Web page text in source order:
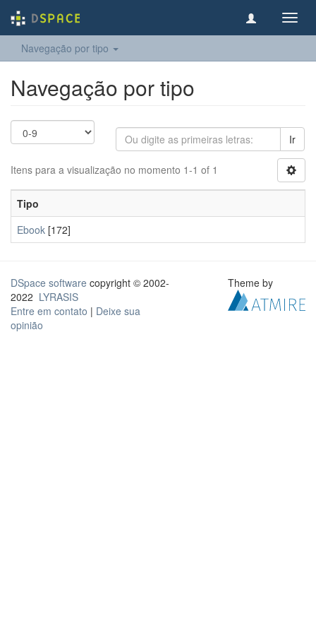
Navegação por tipo
Navegação por tipo
Ir
Itens para a visualização no momento 1-1 of 1
Tipo
Ebook [172]
DSpace software copyright © 2002-
2022 LYRASIS
Entre em contato | Deixe sua
opinião
Theme by